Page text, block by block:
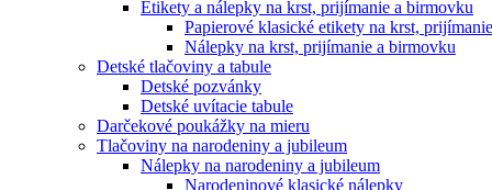
Etikety a nálepky na krst, prijímanie a birmovku
Papierové klasické etikety na krst,
Nálepky na krst, prijímanie a birmovku
Detské tlačoviny a tabule
Detské pozvánky
Detské uvítacie tabule
Darčekové poukážky na mieru
Tlačoviny na narodeniny a jubileum
Nálepky na narodeniny a jubileum
Narodeninové klasické nálepky